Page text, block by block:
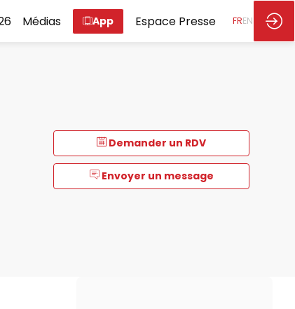
Médias App Espace Presse FREN
Demander un RDV
Envoyer un message